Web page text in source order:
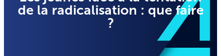
de la radicalisation : que faire
?